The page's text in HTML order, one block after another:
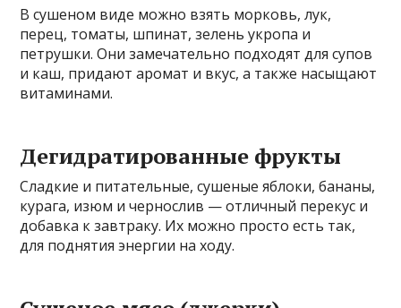
В сушеном виде можно взять морковь, лук,
перец, томаты, шпинат, зелень укропа и
петрушки. Они замечательно подходят для супов
и каш, придают аромат и вкус, а также насыщают
витаминами.
Дегидратированные фрукты
Сладкие и питательные, сушеные яблоки, бананы,
курага, изюм и чернослив — отличный перекус и
добавка к завтраку. Их можно просто есть так,
для поднятия энергии на ходу.